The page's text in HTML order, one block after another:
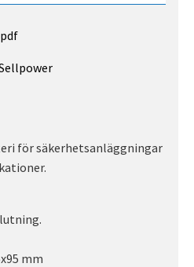
för säkerhetsanläggningar
mm